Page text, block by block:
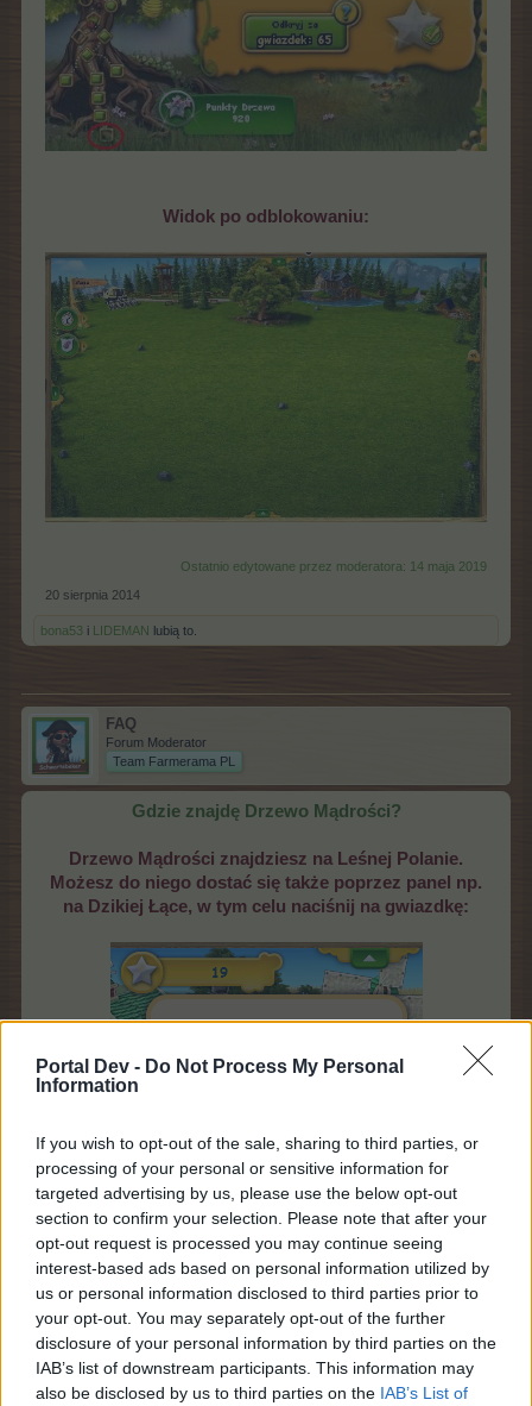
Portal Dev - Do Not Process My Personal
Information
If you wish to opt-out of the sale, sharing to third parties, or
processing of your personal or sensitive information for
targeted advertising by us, please use the below opt-out
section to confirm your selection. Please note that after your
opt-out request is processed you may continue seeing
interest-based ads based on personal information utilized by
us or personal information disclosed to third parties prior to
your opt-out. You may separately opt-out of the further
disclosure of your personal information by third parties on the
IAB’s list of downstream participants. This information may
also be disclosed by us to third parties on the IAB’s List of
Widok po odblokowaniu:
Ostatnio edytowane przez moderatora: 14 maja 2019
20 sierpnia 2014
bona53 i LIDEMAN lubią to.
FAQ
Forum Moderator
Team Farmerama PL
Gdzie znajdę Drzewo Mądrości?
Drzewo Mądrości znajdziesz na Leśnej Polanie.
Możesz do niego dostać się także poprzez panel np.
na Dzikiej Łące, w tym celu naciśnij na gwiazdkę:
Co to są runy i elementy mądrości ?
Elementem wiedzy, który możesz odblokować może
być: więcej miejsca na polanie, specjalny bonus czy
inne wspomagacze.Runy znajdują się na drzewie
mądrości. Za ich pomocą odblokowujemy kolejne
elementy wiedzy.
a) Runy , które będziesz w danym momencie mógł
odblokować są otoczone złocistym kręgiem.